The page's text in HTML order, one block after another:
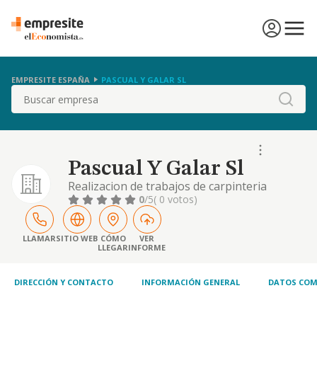
EMPRESITE ESPAÑA PASCUAL Y GALAR SL
Buscar
Pascual Y Galar Sl
Realizacion de trabajos de carpinteria
metalica de aluminio y hierro, realizacion de
estructuras metalicas y cerramientos de
aluminio, automatizacion de puertas y
trabajos accesorios relacionados con estas
actividades. o
0/5( 0 votos)
LLAMARSITIO WEB CÓMO
LLEGAR
VER
INFORME
DIRECCIÓN Y CONTACTO INFORMACIÓN GENERAL DATOS